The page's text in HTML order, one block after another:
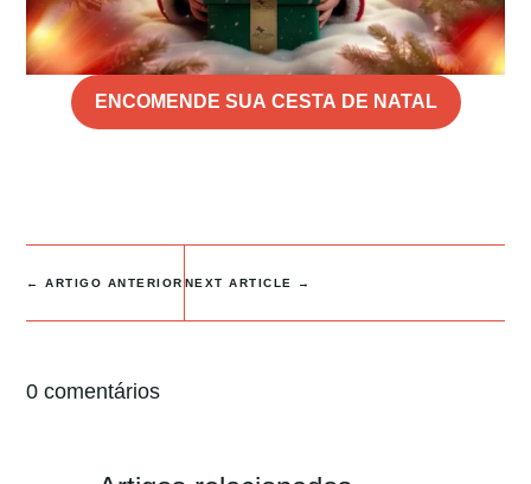
ENCOMENDE SUA CESTA DE NATAL
←ARTIGO ANTERIOR NEXT ARTICLE →
0 comentários